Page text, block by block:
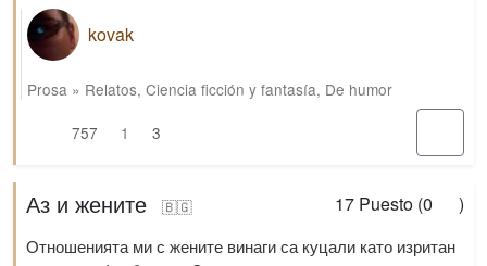
kovak
Prosa » Relatos, Ciencia ficción y fantasía, De humor
757
1 3
17 Puesto (0 )
Аз и жените 🇧🇬
Отношенията ми с жените винаги са куцали като изритан